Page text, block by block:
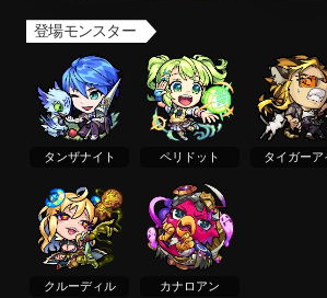
タンザナイト、ペリドット、タイガーアイたちが通う魔法学園を
登場モンスター
タンザナイト ペリドット タイガーア
クルーディル カナロアン